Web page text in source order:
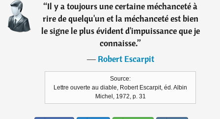
“Il y a toujours une certaine méchanceté à
rire de quelqu'un et la méchanceté est bien
le signe le plus évident d'impuissance que je
connaisse.”
―Robert Escarpit
Source:
Lettre ouverte au diable, Robert Escarpit, éd. Albin
Michel, 1972, p. 31